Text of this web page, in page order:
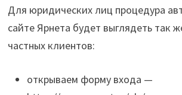
Для юридических лиц процедура
сайте Ярнета будет выглядеть так
частных клиентов:
открываем форму входа —